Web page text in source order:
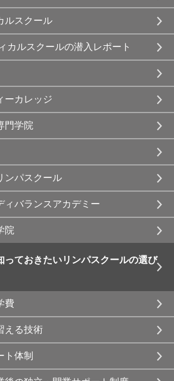
ルスクール
カルスクールの潜入レポート
ーカレッジ
門学院
ンパスクール
バランスアカデミー
院
っておきたいリンパスクールの選び
費
える技術
ト体制